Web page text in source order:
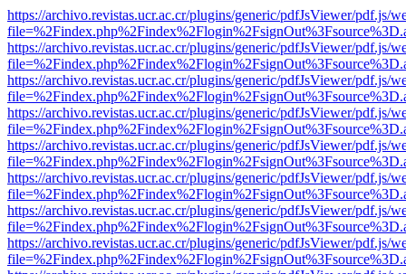
https://archivo.revistas.ucr.ac.cr/plugins/generic/pdfJsViewer/pdf.js/
https://archivo.revistas.ucr.ac.cr/plugins/generic/pdfJsViewer/pdf.js/
https://archivo.revistas.ucr.ac.cr/plugins/generic/pdfJsViewer/pdf.js/
https://archivo.revistas.ucr.ac.cr/plugins/generic/pdfJsViewer/pdf.js/
https://archivo.revistas.ucr.ac.cr/plugins/generic/pdfJsViewer/pdf.js/
https://archivo.revistas.ucr.ac.cr/plugins/generic/pdfJsViewer/pdf.js/
https://archivo.revistas.ucr.ac.cr/plugins/generic/pdfJsViewer/pdf.js/
https://archivo.revistas.ucr.ac.cr/plugins/generic/pdfJsViewer/pdf.js/